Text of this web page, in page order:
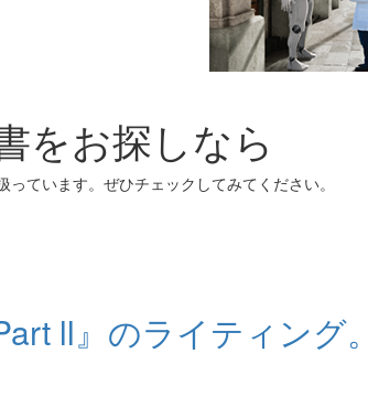
をお探しなら
ています。ぜひチェックしてみてください。
ll』のライティング